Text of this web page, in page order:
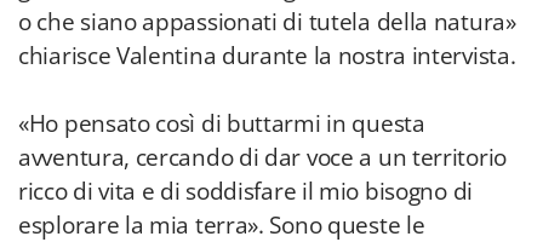
o che siano appassionati di tutela della natura»
chiarisce Valentina durante la nostra intervista.
«Ho pensato così di buttarmi in questa
avventura, cercando di dar voce a un territorio
ricco di vita e di soddisfare il mio bisogno di
esplorare la mia terra». Sono queste le